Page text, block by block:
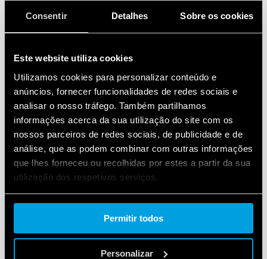
Consentir Detalhes Sobre os cookies
Este website utiliza cookies
Utilizamos cookies para personalizar conteúdo e
anúncios, fornecer funcionalidades de redes sociais e
analisar o nosso tráfego. Também partilhamos
informações acerca da sua utilização do site com os
nossos parceiros de redes sociais, de publicidade e de
análise, que as podem combinar com outras informações
que lhes forneceu ou recolhidas por estes a partir da sua
utilização dos respetivos serviços.
Cookie policy.
Permitir todos
Personalizar
conexões de várias lâmpadas (até 7);
Conteúdo traduzido e adaptado:
http://switchtothefuture.com/arriva-la-lampada-led-
per-quadro-elettrico/
Observe que se você optar por bloquear os
funcionamento adequado do vídeo. Para